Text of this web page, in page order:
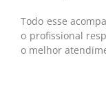
Todo esse
o profissional
o melhor